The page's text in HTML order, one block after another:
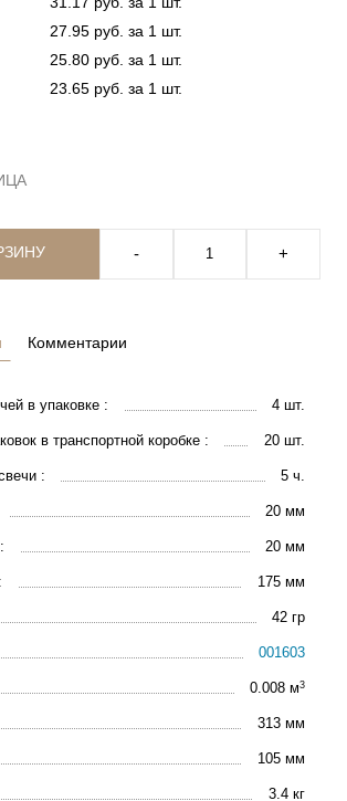
27.95 руб. за 1 шт.
25.80 руб. за 1 шт.
23.65 руб. за 1 шт.
‐ +
в упаковке : 4 шт.
в транспортной коробке : 20 шт.
: 5 ч.
20 мм
20 мм
175 мм
42 гр
001603
0.008 м3
313 мм
105 мм
3.4 кг
Комментарии